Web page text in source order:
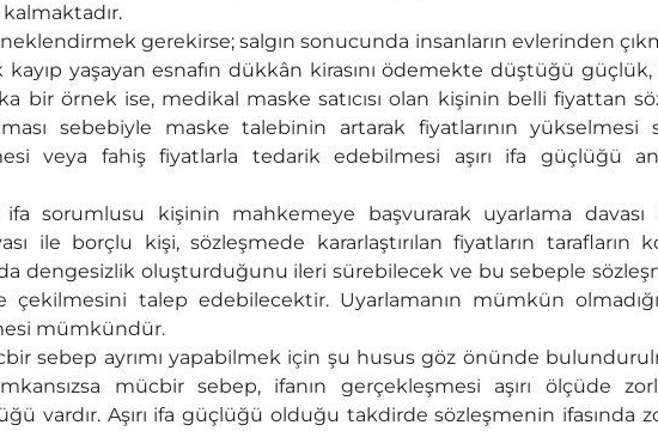
gerekirse; salgın sonucunda insanların evlerinden
yaşayan esnafın dükkân kirasını ödemekte düştüğü güçlük,
bir örnek ise, medikal maske satıcısı olan kişinin belli fiyattan
sebebiyle maske talebinin artarak fiyatlarının yükselmesi
veya fahiş fiyatlarla tedarik edebilmesi aşırı ifa güçlüğü
sorumlusu kişinin mahkemeye başvurarak uyarlama davası
ile borçlu kişi, sözleşmede kararlaştırılan fiyatların tarafların
dengesizlik oluşturduğunu ileri sürebilecek ve bu sebeple
çekilmesini talep edebilecektir. Uyarlamanın mümkün
mümkündür.
sebep ayrımı yapabilmek için şu husus göz önünde
mücbir sebep, ifanın gerçekleşmesi aşırı ölçüde
vardır. Aşırı ifa güçlüğü olduğu takdirde sözleşmenin ifasında